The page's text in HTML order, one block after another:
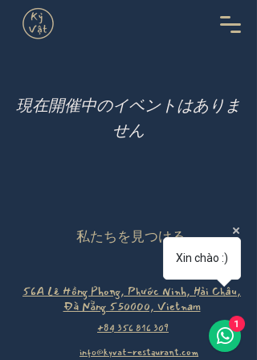
現在開催中のイベントはありま
せん
私たちを見つける
56A Lê Hồng Phong, Phước Ninh, Hải Châu,
Đà Nẵng 550000, Vietnam
+84 356 816 309
info@kyvat-restaurant.com
Xin chào :)
1